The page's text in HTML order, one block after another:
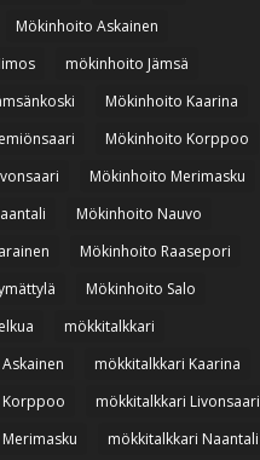
Mökinhoito Askainen
mökinhoito Jämsä
Mökinhoito Kaarina
Mökinhoito Korppoo
Mökinhoito Merimasku
Mökinhoito Nauvo
Mökinhoito Raasepori
Mökinhoito Salo
mökkitalkkari
mökkitalkkari Kaarina
Korppoo
mökkitalkkari Livonsaari
mökkitalkkari Naantali